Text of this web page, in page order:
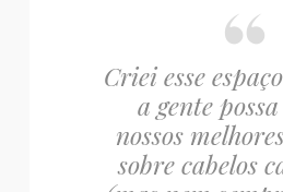
Criei esse
a gente
nossos
sobre cabelos